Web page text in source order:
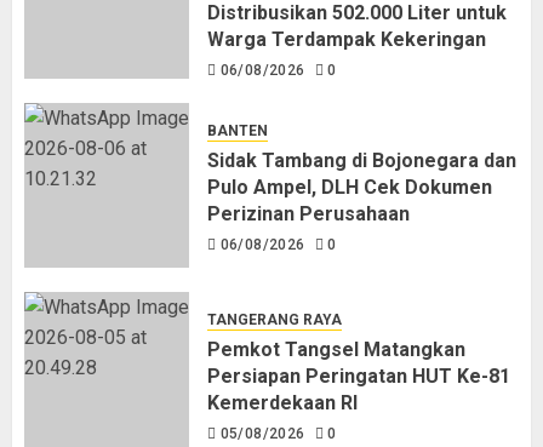
Distribusikan 502.000 Liter untuk
Warga Terdampak Kekeringan
06/08/2026 0
BANTEN
Sidak Tambang di Bojonegara dan
Pulo Ampel, DLH Cek Dokumen
Perizinan Perusahaan
06/08/2026 0
TANGERANG RAYA
Pemkot Tangsel Matangkan
Persiapan Peringatan HUT Ke-81
Kemerdekaan RI
05/08/2026 0